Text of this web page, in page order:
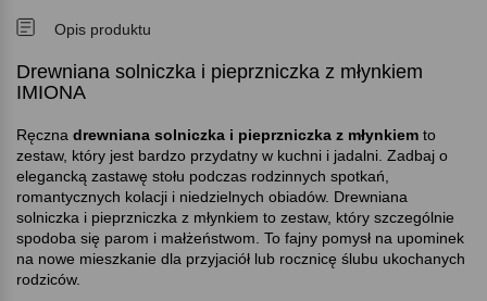
Opis produktu
Drewniana solniczka i pieprzniczka z młynkiem
IMIONA
Ręczna drewniana solniczka i pieprzniczka z młynkiem to
zestaw, który jest bardzo przydatny w kuchni i jadalni. Zadbaj o
elegancką zastawę stołu podczas rodzinnych spotkań,
romantycznych kolacji i niedzielnych obiadów. Drewniana
solniczka i pieprzniczka z młynkiem to zestaw, który szczególnie
spodoba się parom i małżeństwom. To fajny pomysł na upominek
na nowe mieszkanie dla przyjaciół lub rocznicę ślubu ukochanych
rodziców.